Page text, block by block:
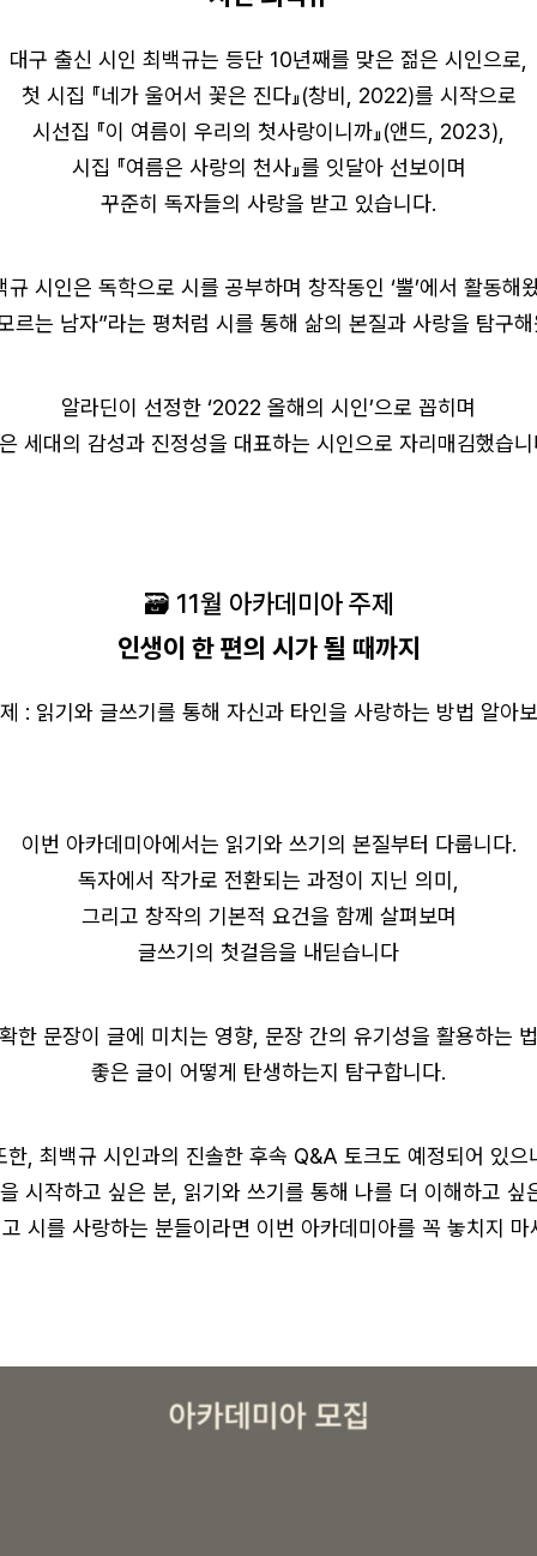
대구 출신 시인 최백규는 등단 10년째를 맞은 젊은 시인으로,
첫 시집 『네가 울어서 꽃은 진다』(창비, 2022)를 시작으로
시선집 『이 여름이 우리의 첫사랑이니까』(앤드, 2023),
시집 『여름은 사랑의 천사』를 잇달아 선보이며
꾸준히 독자들의 사랑을 받고 있습니다.
규 시인은 독학으로 시를 공부하며 창작동인 ‘뿔’에서 활동해
르는 남자”라는 평처럼 시를 통해 삶의 본질과 사랑을 탐구
알라딘이 선정한 ‘2022 올해의 시인’으로 꼽히며
세대의 감성과 진정성을 대표하는 시인으로 자리매김했습
🗃️ 11월 아카데미아 주제
인생이 한 편의 시가 될 때까지
: 읽기와 글쓰기를 통해 자신과 타인을 사랑하는 방법 알아
이번 아카데미아에서는 읽기와 쓰기의 본질부터 다룹니다.
독자에서 작가로 전환되는 과정이 지닌 의미,
그리고 창작의 기본적 요건을 함께 살펴보며
글쓰기의 첫걸음을 내딛습니다
한 문장이 글에 미치는 영향, 문장 간의 유기성을 활용하는
좋은 글이 어떻게 탄생하는지 탐구합니다.
한, 최백규 시인과의 진솔한 후속 Q&A 토크도 예정되어 있으
시작하고 싶은 분, 읽기와 쓰기를 통해 나를 더 이해하고 싶
시를 사랑하는 분들이라면 이번 아카데미아를 꼭 놓치지 마
회원가입 비밀번호 찾기